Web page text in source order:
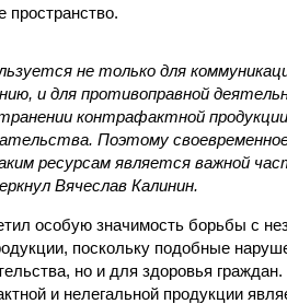
пространство.
не только для
и для противоправной
контрафактной
Поэтому
ресурсам является важной
Вячеслав Калинин.
особую значимость борьбы с
поскольку подобные
но и для здоровья
и нелегальной продукции